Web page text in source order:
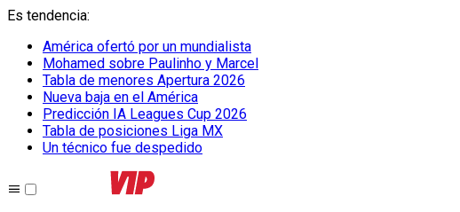
Es tendencia:
América ofertó por un mundialista
Mohamed sobre Paulinho y Marcel
Tabla de menores Apertura 2026
Nueva baja en el América
Predicción IA Leagues Cup 2026
Tabla de posiciones Liga MX
Un técnico fue despedido